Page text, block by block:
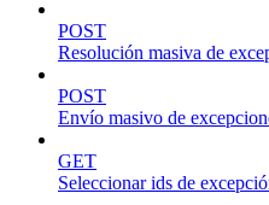
POST
Resolución masiva de
POST
Envío masivo de
GET
Seleccionar ids de